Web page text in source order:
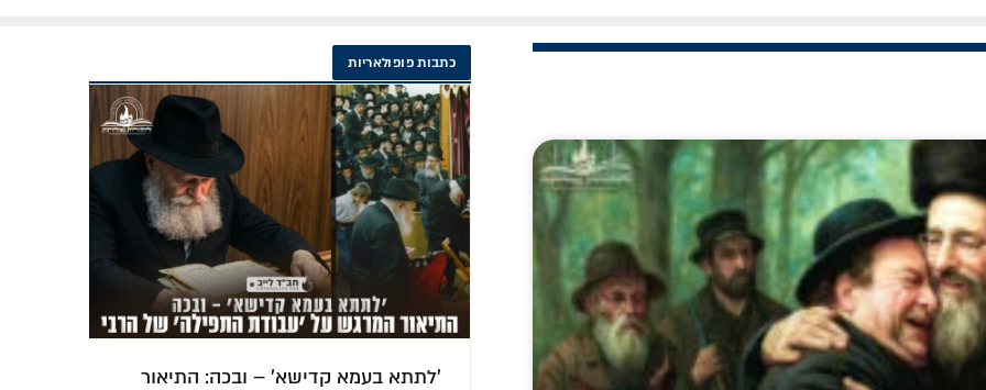
כתבות פופולאריות
'לתתא בעמא קדישא' – ובכה: התיאור
מהי הדרך הנכונה ללמוד מאמר חסידות?